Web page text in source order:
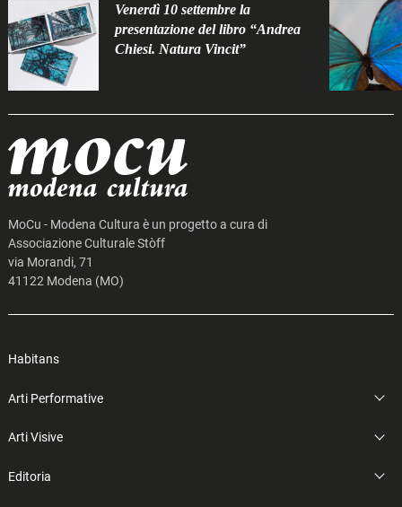
Venerdì 10 settembre la
presentazione del libro “Andrea
Chiesi. Natura Vincit”
MoCu - Modena Cultura è un progetto a cura di
Associazione Culturale Stòff
via Morandi, 71
41122 Modena (MO)
Habitans
Arti Performative
Arti Visive
Editoria